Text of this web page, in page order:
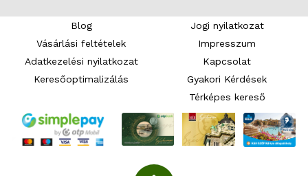
Blog
Vásárlási feltételek
Adatkezelési nyilatkozat
Keresőoptimalizálás
Jogi nyilatkozat
Impresszum
Kapcsolat
Gyakori Kérdések
Térképes kereső